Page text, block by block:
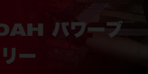
パワーブ
ー